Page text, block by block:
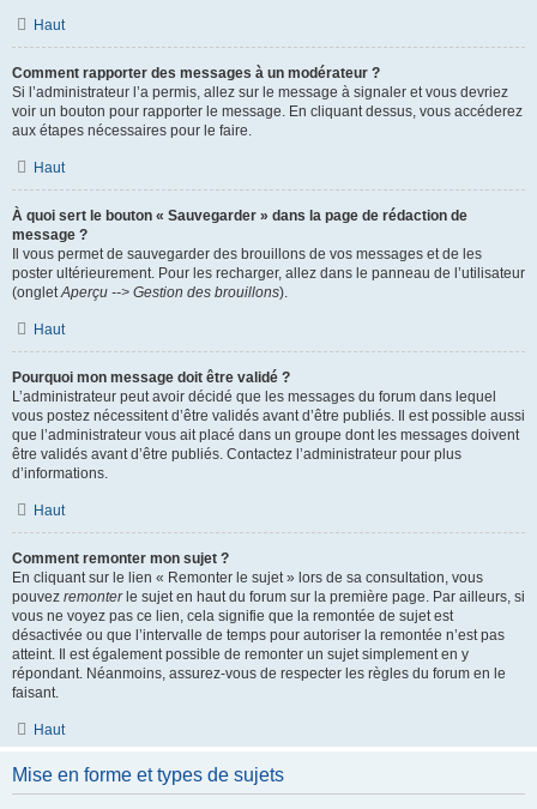
Haut
Comment rapporter des messages à un modérateur ?
Si l’administrateur l’a permis, allez sur le message à signaler et vous devriez
voir un bouton pour rapporter le message. En cliquant dessus, vous accéderez
aux étapes nécessaires pour le faire.
Haut
À quoi sert le bouton « Sauvegarder » dans la page de rédaction de
message ?
Il vous permet de sauvegarder des brouillons de vos messages et de les
poster ultérieurement. Pour les recharger, allez dans le panneau de l’utilisateur
(ongletAperçu --> Gestion des brouillons).
Haut
Pourquoi mon message doit être validé ?
L’administrateur peut avoir décidé que les messages du forum dans lequel
vous postez nécessitent d’être validés avant d’être publiés. Il est possible aussi
que l’administrateur vous ait placé dans un groupe dont les messages doivent
être validés avant d’être publiés. Contactez l’administrateur pour plus
d’informations.
Haut
Comment remonter mon sujet ?
En cliquant sur le lien « Remonter le sujet » lors de sa consultation, vous
pouvez remonterle sujet en haut du forum sur la première page. Par ailleurs, si
vous ne voyez pas ce lien, cela signifie que la remontée de sujet est
désactivée ou que l’intervalle de temps pour autoriser la remontée n’est pas
atteint. Il est également possible de remonter un sujet simplement en y
répondant. Néanmoins, assurez-vous de respecter les règles du forum en le
faisant.
Haut
Mise en forme et types de sujets